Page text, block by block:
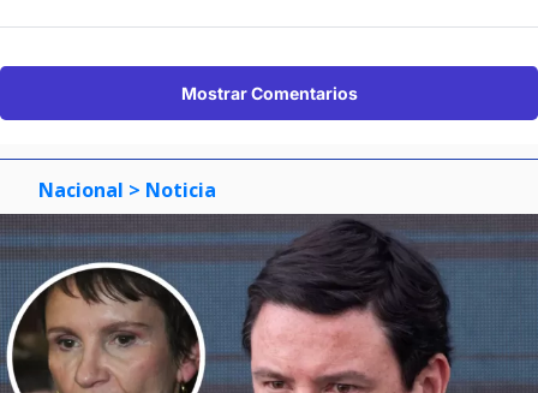
Mostrar Comentarios
Nacional > Noticia